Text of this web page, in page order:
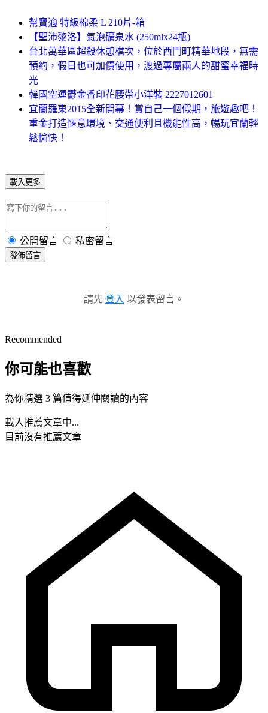
幫寶適 特級棉柔 L 210片-箱
【聖沛黎洛】氣泡礦泉水 (250mlx24瓶)
台北萬華區超殺休憩檔次，位於西門町精華地段，無需
預約，假日也可加價使用，渡過專屬兩人的甜蜜幸福時
光
韓國空運鬱金香印花腰帶小洋裝 2227012601
宜蘭羅東2015全新開幕！賞自己一個假期，旅遊趣吧！
重金打造愜意環境、交通便利且機能性高，暢玩宜蘭輕
鬆愉快！
載入更多
公開留言 私密留言
發佈留言
請先 登入 以發表留言。
Recommended
你可能也喜歡
為你精選 3 篇值得延伸閱讀的內容
載入推薦文章中...
目前沒有推薦文章